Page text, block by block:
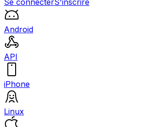
Se connecterS'inscrire
Android
API
iPhone
Linux